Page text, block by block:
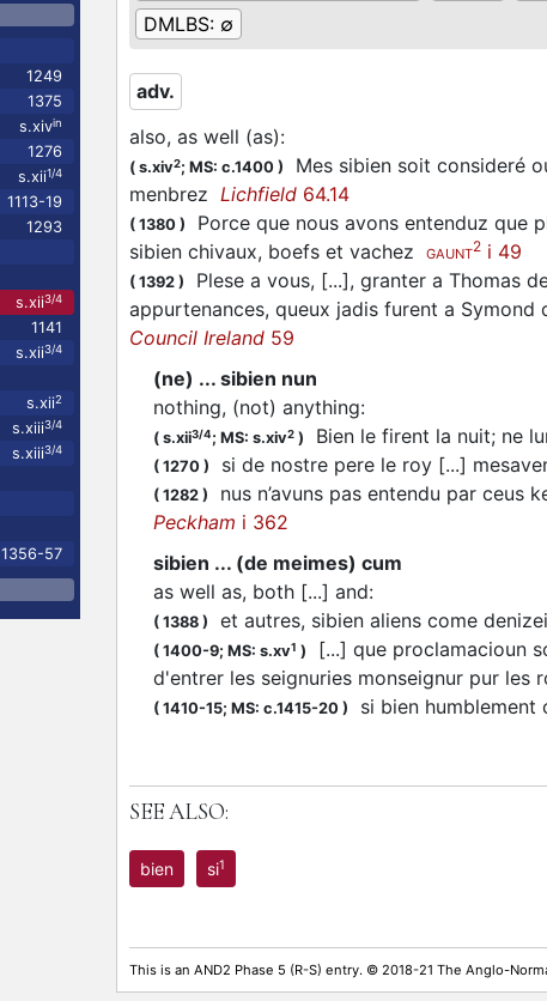
1249
1375
s.xivin
1276
s.xii1/4
1113-19
1293
s.xii3/4
1141
s.xii3/4
s.xii2
s.xiii3/4
s.xiii3/4
1356-57
DMLBS: ∅
adv.
also, as well (as):
( s.xiv2; MS: c.1400 )
Mes sibien soit consideré
menbrez Lichfield 64.14
( 1380 )
Porce que nous avons entenduz que
sibien chivaux, boefs et vachez
GAUNT2 i 49
( 1392 )
Plese a vous, [...], granter a Thomas
appurtenances, queux jadis furent a
Council Ireland 59
(ne) ... sibien nun
nothing, (not) anything:
( s.xii3/4; MS: s.xiv2 ) Bien le firent la nuit; ne
( 1270 ) si de nostre pere le roy [...]
( 1282 ) nus n’avuns pas entendu par ceus
Peckham i 362
sibien ... (de meimes) cum
as well as, both [...] and:
( 1388 ) et autres, sibien aliens come
( 1400-9; MS: s.xv1 )
[...] que proclamacioun
d'entrer les seignuries monseignur pur les
( 1410-15; MS: c.1415-20 ) si bien humblement
SEE ALSO:
bien si1
This is an AND2 Phase 5 (R-S) entry. © 2018-21 The Anglo-